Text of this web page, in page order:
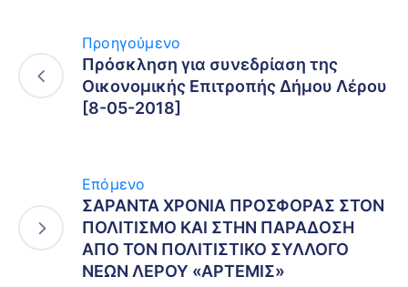
Προηγούμενο
Πρόσκληση για συνεδρίαση της
Οικονομικής Επιτροπής Δήμου Λέρου
[8-05-2018]
Επόμενο
ΣΑΡΑΝΤΑ ΧΡΟΝΙΑ ΠΡΟΣΦΟΡΑΣ ΣΤΟΝ
ΠΟΛΙΤΙΣΜΟ ΚΑΙ ΣΤΗΝ ΠΑΡΑΔΟΣΗ
ΑΠΟ ΤΟΝ ΠΟΛΙΤΙΣΤΙΚΟ ΣΥΛΛΟΓΟ
ΝΕΩΝ ΛΕΡΟΥ «ΑΡΤΕΜΙΣ»